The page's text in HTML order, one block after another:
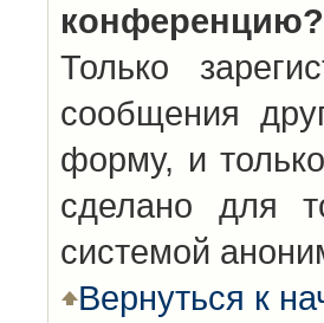
конференцию?
Только
сообщения
форму, и
сделано для
системой
Вернуться к